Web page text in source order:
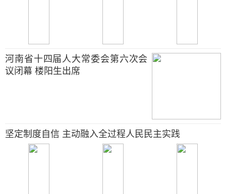
河南省十四届人大常委会第六次会
议闭幕 楼阳生出席
坚定制度自信 主动融入全过程人民民主实践